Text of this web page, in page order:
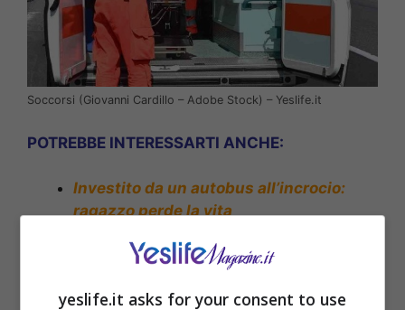
Soccorsi (Giovanni Cardillo – Adobe Stock) – Yeslife.it
POTREBBE INTERESSARTI ANCHE:
Investito da un autobus all’incrocio:
ragazzo perde la vita
yeslife.it asks for your consent to use